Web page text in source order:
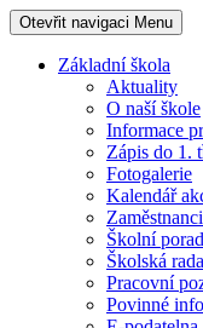
Otevřit navigaci Menu
Základní škola
Aktuality
O naší škole
Informace
Zápis do 1.
Fotogalerie
Kalendář
Školní
Školská rada
Pracovní
Povinné